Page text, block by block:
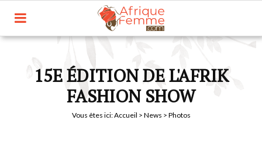
15E ÉDITION DE L'AFRIK
FASHION SHOW
Vous êtes ici:Accueil > News > Photos